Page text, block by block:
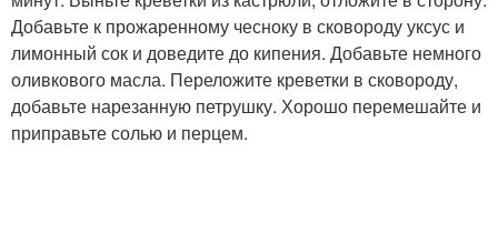
Добавьте к прожаренному чесноку в сковороду уксус и
лимонный сок и доведите до кипения. Добавьте немного
оливкового масла. Переложите креветки в сковороду,
добавьте нарезанную петрушку. Хорошо перемешайте и
приправьте солью и перцем.